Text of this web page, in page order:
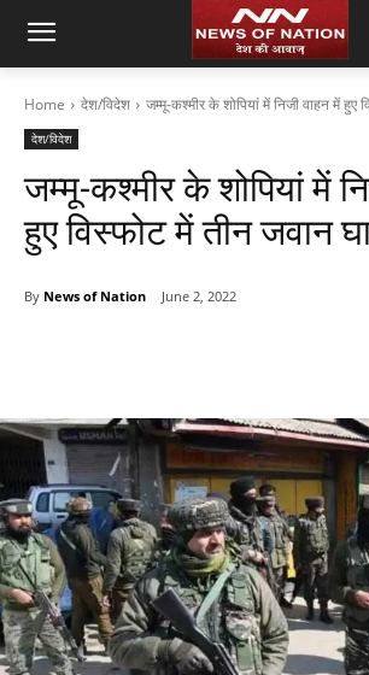
Home देश/विदेश जम्मू-कश्मीर के शोपियां में निजी वाहन में हुए
देश/विदेश
जम्मू-कश्मीर के शोपियां में
हुए विस्फोट में तीन जवान
By News of Nation June 2, 2022